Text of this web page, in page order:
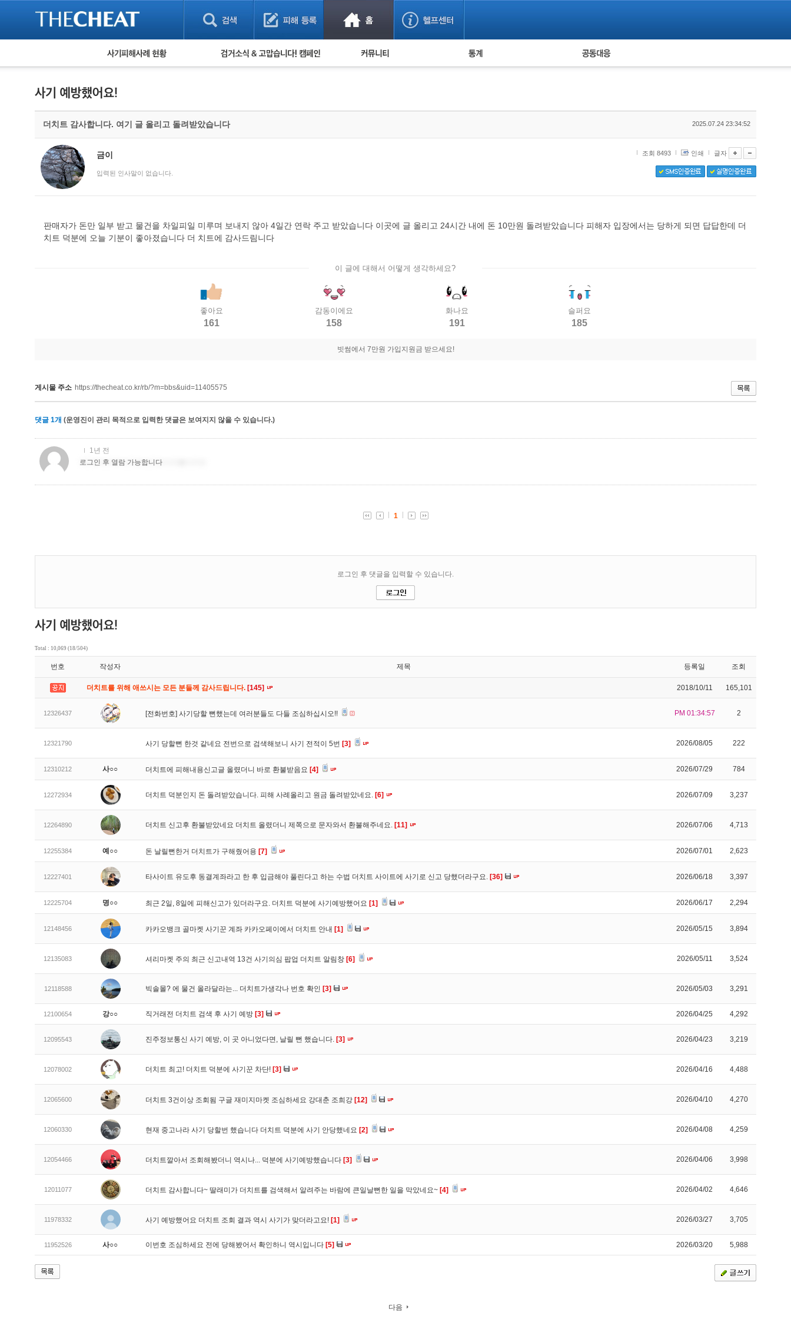
피해사례 현황
게임 · 비실물 피해사례
보이스피싱 피해사례
유해사이트 목록
비공개 피해사례
검거 소식 사기 예방했어요! 누적 피해사례 통계 피해자 공동대응
더치트 감사합니다. 여기 글 올리고 돌려받았습니다 2025.07.24 23:34:52
금이
입력된 인사말이 없습니다.
조회 8493 인쇄 글자
판매자가 돈만 일부 받고 물건을 차일피일 미루며 보내지 않아 4일간 연락 주고 받았습니다 이곳에 글 올리고 24시간 내에 돈 10만원 돌려받았습니다 피해자 입장에서는 당하게 되면 답답한데 더
치트 덕분에 오늘 기분이 좋아졌습니다 더 치트에 감사드림니다
이 글에 대해서 어떻게 생각하세요?
좋아요
161
감동이에요
158
화나요
191
슬퍼요
185
빗썸에서 7만원 가입지원금 받으세요!
게시물 주소 https://thecheat.co.kr/rb/?m=bbs&uid=11405575
댓글 1개 (운영진이 관리 목적으로 입력한 댓글은 보여지지 않을 수 있습니다.)
Total : 10,069 (18/504)
번호 작성자 제목 등록일 조회
더치트를 위해 애쓰시는 모든 분들께 감사드립니다. [145] 2018/10/11 165,101
12326437 [전화번호] 사기당할 뻔했는데 여러분들도 다들 조심하십시오!! PM 01:34:57 2
12321790 사기 당할뻔 한것 같네요 전번으로 검색해보니 사기 전적이 5번 [3] 2026/08/05 222
12310212 사○○ 더치트에 피해내용신고글 올렸더니 바로 환불받음요 [4] 2026/07/29 784
12272934 더치트 덕분인지 돈 돌려받았습니다. 피해 사례올리고 원금 돌려받았네요. [6] 2026/07/09 3,237
12264890 더치트 신고후 환불받았네요 더치트 올렸더니 제쪽으로 문자와서 환불해주네요. [11] 2026/07/06 4,713
12255384 예○○ 돈 날릴뻔한거 더치트가 구해줬어용 [7] 2026/07/01 2,623
12227401 타사이트 유도후 동결계좌라고 한 후 입금해야 풀린다고 하는 수법 더치트 사이트에 사기로 신고 당했더라구요. [36] 2026/06/18 3,397
12225704 명○○ 최근 2일, 8일에 피해신고가 있더라구요. 더치트 덕분에 사기예방했어요 [1] 2026/06/17 2,294
12148456 카카오뱅크 골마켓 사기꾼 계좌 카카오페이에서 더치트 안내 [1] 2026/05/15 3,894
12135083 셔리마켓 주의 최근 신고내역 13건 사기의심 팝업 더치트 알림창 [6] 2026/05/11 3,524
12118588 빅솔몰? 에 물건 올라달라는... 더치트가생각나 번호 확인 [3] 2026/05/03 3,291
12100654 강○○ 직거래전 더치트 검색 후 사기 예방 [3] 2026/04/25 4,292
12095543 진주정보통신 사기 예방, 이 곳 아니었다면, 날릴 뻔 했습니다. [3] 2026/04/23 3,219
12078002 더치트 최고! 더치트 덕분에 사기꾼 차단! [3] 2026/04/16 4,488
12065600 더치트 3건이상 조회됨 구글 재미지마켓 조심하세요 강대춘 조희강 [12] 2026/04/10 4,270
12060330 현재 중고나라 사기 당할번 했습니다 더치트 덕분에 사기 안당했네요 [2] 2026/04/08 4,259
12054466 더치트깔아서 조회해봤더니 역시나... 덕분에 사기예방했습니다 [3] 2026/04/06 3,998
12011077 더치트 감사합니다~ 딸래미가 더치트를 검색해서 알려주는 바람에 큰일날뻔한 일을 막았네요~ [4] 2026/04/02 4,646
11978332 사기 예방했어요 더치트 조회 결과 역시 사기가 맞더라고요! [1] 2026/03/27 3,705
11952526 사○○ 이번호 조심하세요 전에 당해봤어서 확인하니 역시입니다 [5] 2026/03/20 5,988
다음